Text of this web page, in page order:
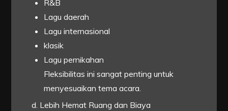
R&B
Lagu daerah
Lagu internasional
klasik
Lagu pernikahan
Fleksibilitas ini sangat penting untuk
menyesuaikan tema acara.
d. Lebih Hemat Ruang dan Biaya